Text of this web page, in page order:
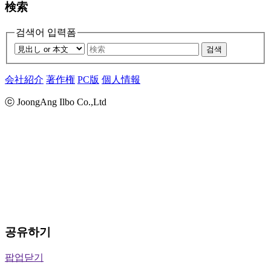
検索
검색어 입력폼
검색
会社紹介 著作権 PC版 個人情報
ⓒ JoongAng Ilbo Co.,Ltd
공유하기
팝업닫기